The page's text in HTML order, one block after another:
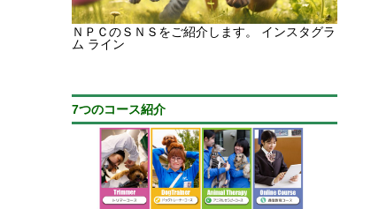
ＮＰＣのＳＮＳをご紹介します。 インスタグラ
ム ライン
7つのコース紹介